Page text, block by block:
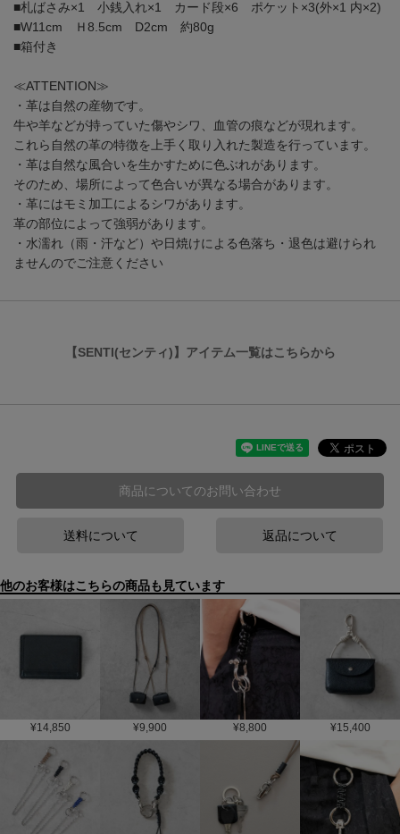
■札ばさみ×1 小銭入れ×1 カード段×6 ポケット×3(外×1 内×2)
■W11cm Ｈ8.5cm D2cm 約80g
■箱付き
≪ATTENTION≫
・革は自然の産物です。
牛や羊などが持っていた傷やシワ、血管の痕などが現れます。
これら自然の革の特徴を上手く取り入れた製造を行っています。
・革は自然な風合いを生かすために色ぶれがあります。
そのため、場所によって色合いが異なる場合があります。
・革にはモミ加工によるシワがあります。
革の部位によって強弱があります。
・水濡れ（雨・汗など）や日焼けによる色落ち・退色は避けられ
ませんのでご注意ください
【SENTI(センティ)】アイテム一覧はこちらから
商品についてのお問い合わせ
送料について 返品について
他のお客様はこちらの商品も見ています
¥14,850 ¥9,900 ¥8,800 ¥15,400